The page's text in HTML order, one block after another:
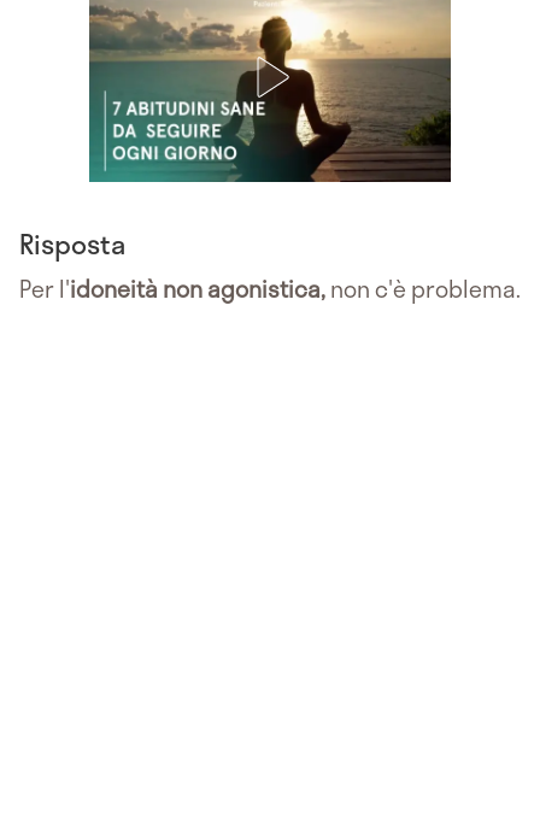
Risposta
Per l'idoneità non agonistica,non c'è problema.